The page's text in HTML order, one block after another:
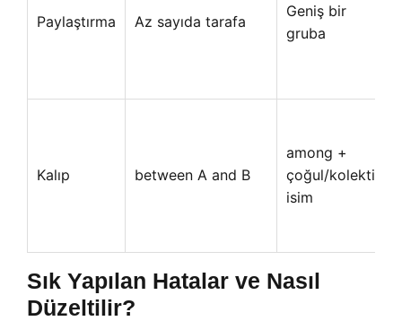
Paylaştırma Az sayıda tarafa
Geniş bir
gruba
Kalıp between A and B
among +
çoğul/kolektif
isim
Sık Yapılan Hatalar ve Nasıl
Düzeltilir?